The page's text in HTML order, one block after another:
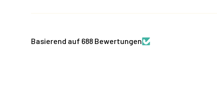
Basierend auf 688 Bewertungen